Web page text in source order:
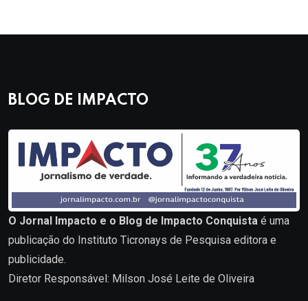
BLOG DE IMPACTO
O Jornal Impacto e o Blog de Impacto Conquista é uma
publicação do Instituto Ticronays de Pesquisa editora e
publicidade.
Diretor Responsável: Milson José Leite de Oliveira